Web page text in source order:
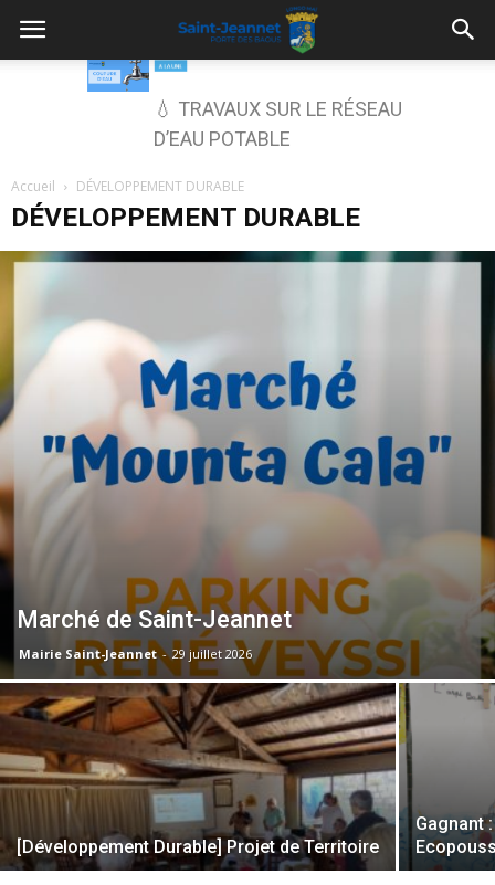
💧 TRAVAUX SUR LE RÉSEAU
D’EAU POTABLE
Accueil DÉVELOPPEMENT DURABLE
DÉVELOPPEMENT DURABLE
Marché de Saint-Jeannet
Mairie Saint-Jeannet - 29 juillet 2026
[Développement Durable] Projet de Territoire
Gagnant